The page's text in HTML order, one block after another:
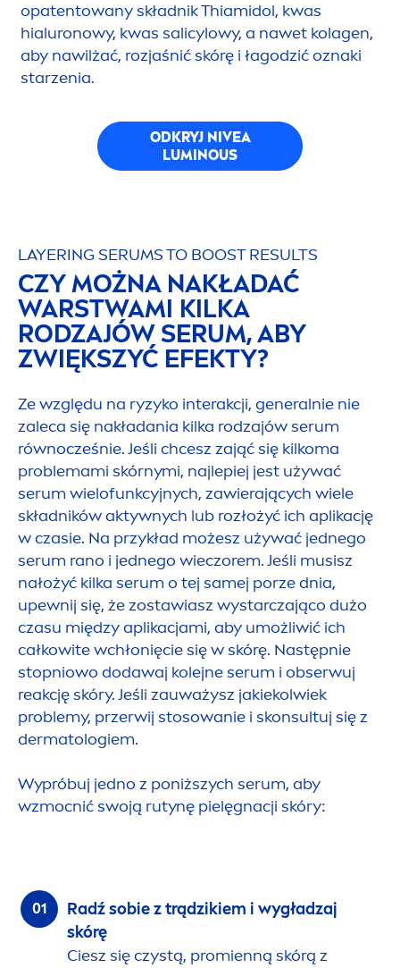
opatentowany składnik Thiamidol, kwas
hialuronowy, kwas salicylowy, a nawet kolagen,
aby nawilżać, rozjaśnić skórę i łagodzić oznaki
starzenia.
ODKRYJ NIVEA
LUMINOUS
LAYERING SERUMS TO BOOST RESULTS
CZY MOŻNA NAKŁADAĆ
WARSTWAMI KILKA
RODZAJÓW SERUM, ABY
ZWIĘKSZYĆ EFEKTY?
Ze względu na ryzyko interakcji, generalnie nie
zaleca się nakładania kilka rodzajów serum
równocześnie. Jeśli chcesz zająć się kilkoma
problemami skórnymi, najlepiej jest używać
serum wielofunkcyjnych, zawierających wiele
składników aktywnych lub rozłożyć ich aplikację
w czasie. Na przykład możesz używać jednego
serum rano i jednego wieczorem. Jeśli musisz
nałożyć kilka serum o tej samej porze dnia,
upewnij się, że zostawiasz wystarczająco dużo
czasu między aplikacjami, aby umożliwić ich
całkowite wchłonięcie się w skórę. Następnie
stopniowo dodawaj kolejne serum i obserwuj
reakcję skóry. Jeśli zauważysz jakiekolwiek
problemy, przerwij stosowanie i skonsultuj się z
dermatologiem.
Wypróbuj jedno z poniższych serum, aby
wzmocnić swoją rutynę pielęgnacji skóry:
Radź sobie z trądzikiem i wygładzaj
skórę
Ciesz się czystą, promienną skórą z